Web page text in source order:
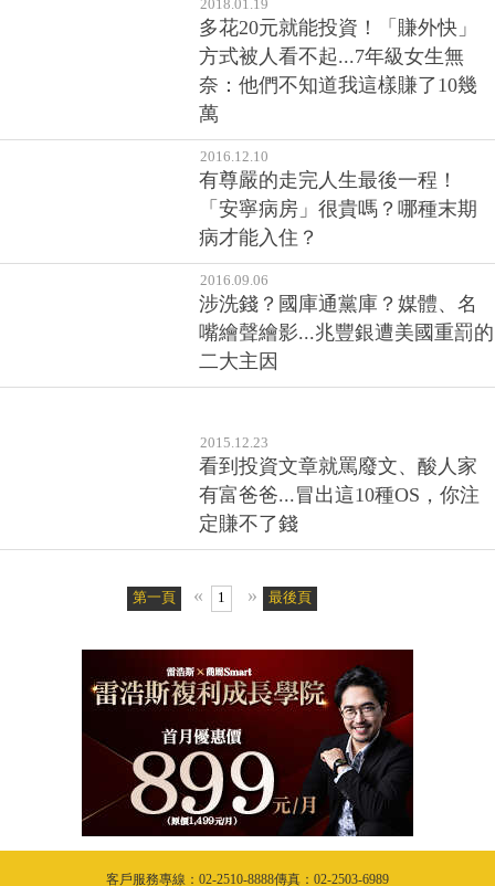
2018.01.19
多花20元就能投資！「賺外快」
方式被人看不起...7年級女生無
奈：他們不知道我這樣賺了10幾
萬
2016.12.10
有尊嚴的走完人生最後一程！
「安寧病房」很貴嗎？哪種末期
病才能入住？
2016.09.06
涉洗錢？國庫通黨庫？媒體、名
嘴繪聲繪影...兆豐銀遭美國重罰的
二大主因
2015.12.23
看到投資文章就罵廢文、酸人家
有富爸爸...冒出這10種OS，你注
定賺不了錢
第一頁 « 1 » 最後頁
客戶服務專線：02-2510-8888傳真：02-2503-6989